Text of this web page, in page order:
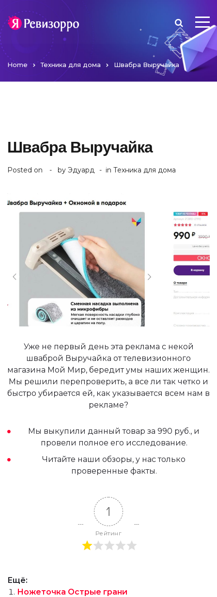
Home Техника для дома Швабра Выручайка
Швабра Выручайка
Posted on by Эдуард in Техника для дома
Уже не первый день эта реклама с некой
шваброй Выручайка от телевизионного
магазина Мой Мир, бередит умы наших женщин.
Мы решили перепроверить, а все ли так четко и
быстро убирается ей, как указывается всем нам в
рекламе?
Мы выкупили данный товар за 990 руб., и
провели полное его исследование.
Читайте наши обзоры, у нас только
проверенные факты.
1
Рейтинг
Ещё:
Ножеточка Острые грани